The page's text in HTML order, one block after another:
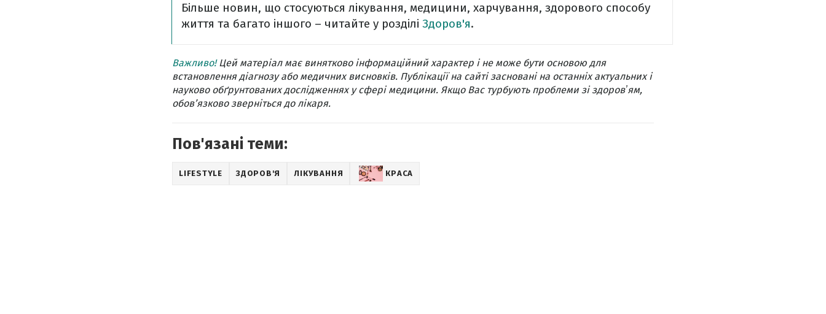
Більше новин, що стосуються лікування, медицини, харчування, здорового способу
життя та багато іншого – читайте у розділі Здоров'я.
Важливо!Цей матеріал має винятково інформаційний характер і не може бути основою для
встановлення діагнозу або медичних висновків. Публікації на сайті засновані на останніх актуальних і
науково обґрунтованих дослідженнях у сфері медицини. Якщо Вас турбують проблеми зі здоровʼям,
обов’язково зверніться до лікаря.
Пов'язані теми:
LIFESTYLE ЗДОРОВ'Я ЛІКУВАННЯ КРАСА